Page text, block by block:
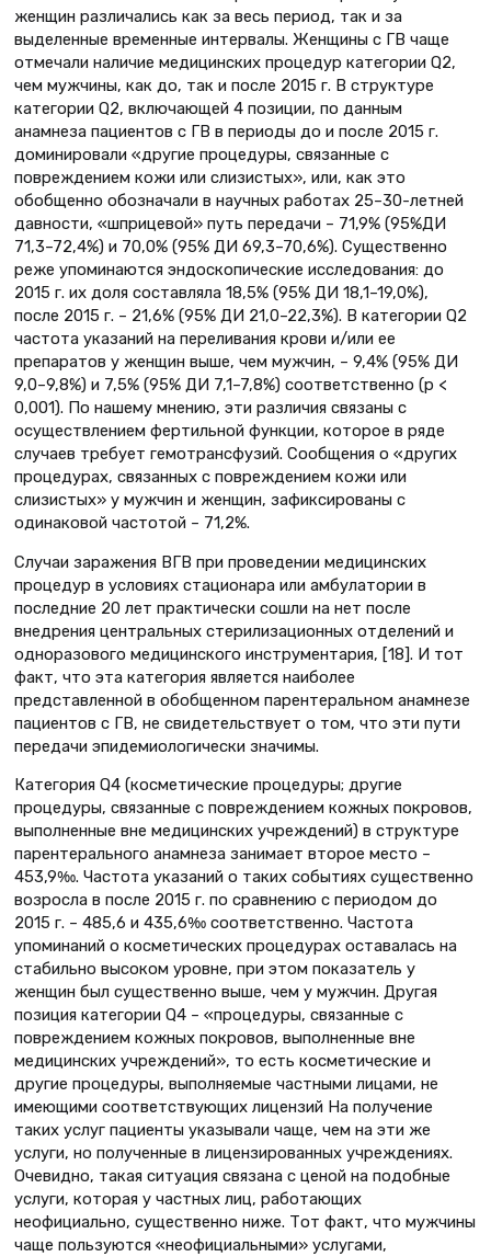
женщин различались как за весь период, так и за
выделенные временные интервалы. Женщины с ГВ чаще
отмечали наличие медицинских процедур категории Q2,
чем мужчины, как до, так и после 2015 г. В структуре
категории Q2, включающей 4 позиции, по данным
анамнеза пациентов с ГВ в периоды до и после 2015 г.
доминировали «другие процедуры, связанные с
повреждением кожи или слизистых», или, как это
обобщенно обозначали в научных работах 25–30-летней
давности, «шприцевой» путь передачи – 71,9% (95%ДИ
71,3–72,4%) и 70,0% (95% ДИ 69,3–70,6%). Существенно
реже упоминаются эндоскопические исследования: до
2015 г. их доля составляла 18,5% (95% ДИ 18,1–19,0%),
после 2015 г. – 21,6% (95% ДИ 21,0–22,3%). В категории Q2
частота указаний на переливания крови и/или ее
препаратов у женщин выше, чем мужчин, – 9,4% (95% ДИ
9,0–9,8%) и 7,5% (95% ДИ 7,1–7,8%) соответственно (p <
0,001). По нашему мнению, эти различия связаны с
осуществлением фертильной функции, которое в ряде
случаев требует гемотрансфузий. Сообщения о «других
процедурах, связанных с повреждением кожи или
слизистых» у мужчин и женщин, зафиксированы с
одинаковой частотой – 71,2%.
Случаи заражения ВГВ при проведении медицинских
процедур в условиях стационара или амбулатории в
последние 20 лет практически сошли на нет после
внедрения центральных стерилизационных отделений и
одноразового медицинского инструментария, [18]. И тот
факт, что эта категория является наиболее
представленной в обобщенном парентеральном анамнезе
пациентов с ГВ, не свидетельствует о том, что эти пути
передачи эпидемиологически значимы.
Категория Q4 (косметические процедуры; другие
процедуры, связанные с повреждением кожных покровов,
выполненные вне медицинских учреждений) в структуре
парентерального анамнеза занимает второе место –
453,9‰. Частота указаний о таких событиях существенно
возросла в после 2015 г. по сравнению с периодом до
2015 г. – 485,6 и 435,6‰ соответственно. Частота
упоминаний о косметических процедурах оставалась на
стабильно высоком уровне, при этом показатель у
женщин был существенно выше, чем у мужчин. Другая
позиция категории Q4 – «процедуры, связанные с
повреждением кожных покровов, выполненные вне
медицинских учреждений», то есть косметические и
другие процедуры, выполняемые частными лицами, не
имеющими соответствующих лицензий На получение
таких услуг пациенты указывали чаще, чем на эти же
услуги, но полученные в лицензированных учреждениях.
Очевидно, такая ситуация связана с ценой на подобные
услуги, которая у частных лиц, работающих
неофициально, существенно ниже. Тот факт, что мужчины
чаще пользуются «неофициальными» услугами,